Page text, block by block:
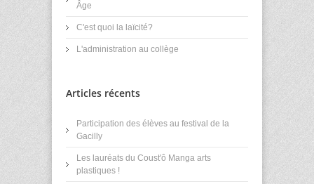
Âge
C'est quoi la laïcité?
L'administration au collège
Articles récents
Participation des élèves au festival de la
Gacilly
Les lauréats du Coust'ô Manga arts
plastiques !